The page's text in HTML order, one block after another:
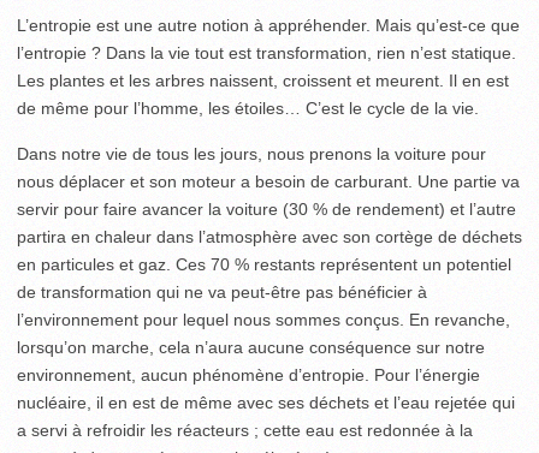
L’entropie est une autre notion à appréhender. Mais qu’est-ce que
l’entropie ? Dans la vie tout est transformation, rien n’est statique.
Les plantes et les arbres naissent, croissent et meurent. Il en est
de même pour l’homme, les étoiles… C’est le cycle de la vie.
Dans notre vie de tous les jours, nous prenons la voiture pour
nous déplacer et son moteur a besoin de carburant. Une partie va
servir pour faire avancer la voiture (30 % de rendement) et l’autre
partira en chaleur dans l’atmosphère avec son cortège de déchets
en particules et gaz. Ces 70 % restants représentent un potentiel
de transformation qui ne va peut-être pas bénéficier à
l’environnement pour lequel nous sommes conçus. En revanche,
lorsqu’on marche, cela n’aura aucune conséquence sur notre
environnement, aucun phénomène d’entropie. Pour l’énergie
nucléaire, il en est de même avec ses déchets et l’eau rejetée qui
a servi à refroidir les réacteurs ; cette eau est redonnée à la